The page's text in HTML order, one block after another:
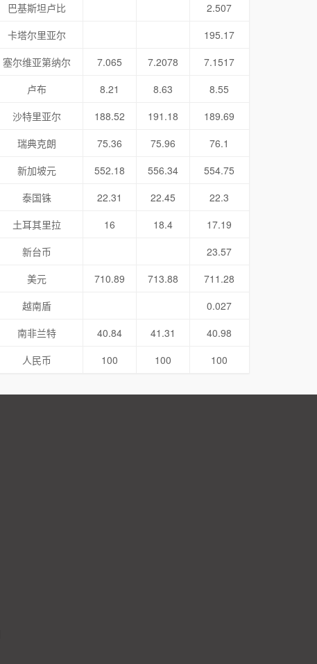
巴基斯坦卢比
2.507
卡塔尔里亚尔
195.17
塞尔维亚第纳尔
7.065 7.2078
7.1517
卢布
8.21 8.63
8.55
沙特里亚尔
188.52 191.18
189.69
瑞典克朗
75.36 75.96
76.1
新加坡元
552.18 556.34
554.75
泰国铢
22.31 22.45
22.3
土耳其里拉
16 18.4
17.19
新台币
23.57
美元
710.89 713.88
711.28
越南盾
0.027
南非兰特
40.84 41.31
40.98
人民币
100 100 100